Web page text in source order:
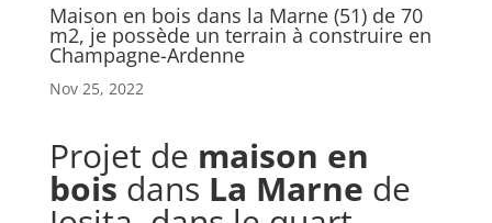
Maison en bois dans la Marne (51) de 70
m2, je possède un terrain à construire en
Champagne-Ardenne
Nov 25, 2022
Projet de maison en
bois dans La Marne de